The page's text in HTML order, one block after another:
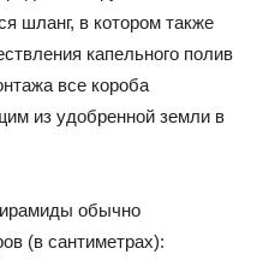
шланг, в котором также
капельного полив
все короба
из удобренной земли в
обычно
(в сантиметрах):